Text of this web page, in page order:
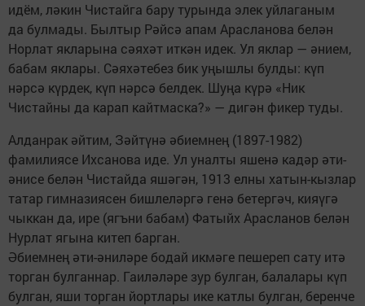
идём, ләкин Чистайга бару турында элек уйлаганым
да булмады. Былтыр Рәйсә апам Арасланова белән
Норлат якларына сәяхәт иткән идек. Ул яклар — әнием,
бабам яклары. Сәяхәтебез бик уңышлы булды: күп
нәрсә күрдек, күп нәрсә белдек. Шуңа күрә «Ник
Чистайны да карап кайтмаска?» — дигән фикер туды.
Алданрак әйтим, Зәйтүнә әбиемнең (1897-1982)
фамилиясе Ихсанова иде. Ул уналты яшенә кадәр әти-
әнисе белән Чистайда яшәгән, 1913 елны хатын-кызлар
татар гимназиясен бишлеләргә генә бетергәч, кияүгә
чыккан да, ире (ягъни бабам) Фатыйх Арасланов белән
Нурлат ягына китеп барган.
Әбиемнең әти-әниләре бодай икмәге пешереп сату итә
торган булганнар. Гаиләләре зур булган, балалары күп
булган, яши торган йортлары ике катлы булган, беренче